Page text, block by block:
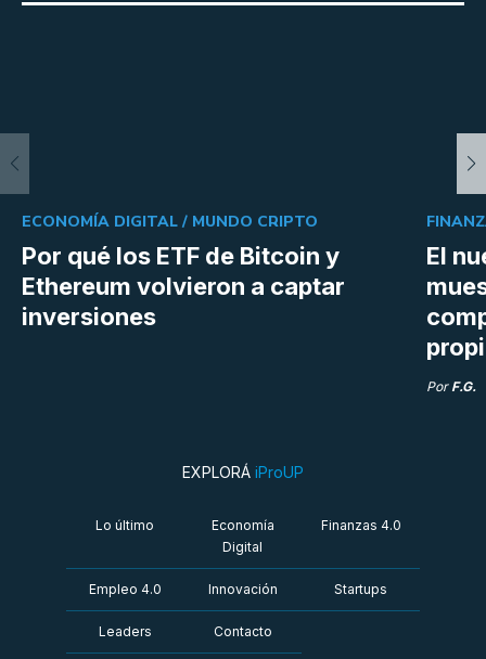
Por qué los ETF de Bitcoin y
Ethereum volvieron a captar
inversiones
ECONOMÍA DIGITAL / MUNDO CRIPTO
El
Por F.G.
EXPLORÁ iProUP
Lo último
Economía
Digital
Finanzas 4.0
Empleo 4.0 Innovación Startups
Leaders Contacto